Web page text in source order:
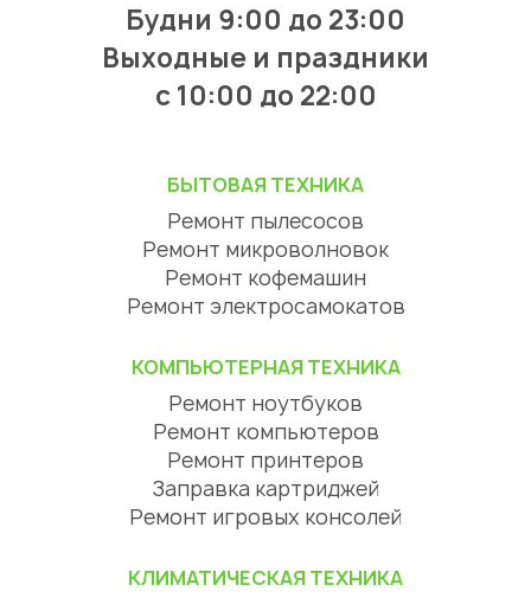
Будни 9:00 до 23:00
Выходные и праздники
с 10:00 до 22:00
БЫТОВАЯ ТЕХНИКА
Ремонт пылесосов
Ремонт микроволновок
Ремонт кофемашин
Ремонт электросамокатов
КОМПЬЮТЕРНАЯ ТЕХНИКА
Ремонт ноутбуков
Ремонт компьютеров
Ремонт принтеров
Заправка картриджей
Ремонт игровых консолей
КЛИМАТИЧЕСКАЯ ТЕХНИКА